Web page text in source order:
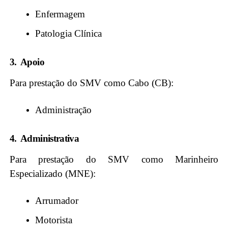
Enfermagem
Patologia Clínica
3. Apoio
Para prestação do SMV como Cabo (CB):
Administração
4. Administrativa
Para prestação do SMV como Marinheiro
Especializado (MNE):
Arrumador
Motorista